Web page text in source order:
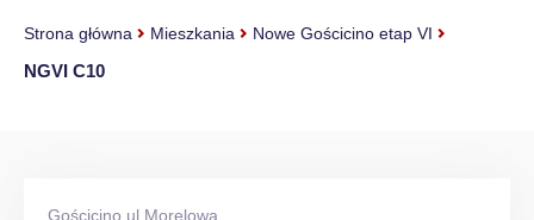
Strona główna Mieszkania Nowe Gościcino etap VI
NGVI C10
Gościcino ul.Morelowa